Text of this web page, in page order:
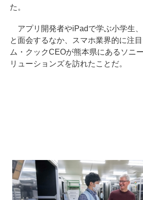
た。
アプリ開発者やiPadで学ぶ小学生
と面会するなか、スマホ業界的に注
ム・クックCEOが熊本県にあるソニ
リューションズを訪れたことだ。